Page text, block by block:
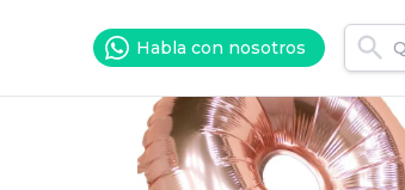
Habla con nosotros